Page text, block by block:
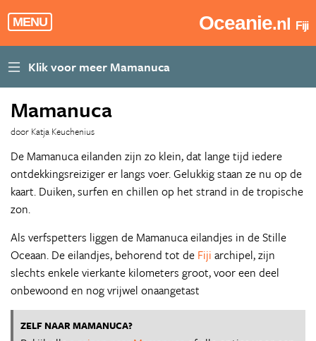
MENU Oceanie.nl Fiji
Mamanuca
door Katja Keuchenius
De Mamanuca eilanden zijn zo klein, dat lange tijd iedere
ontdekkingsreiziger er langs voer. Gelukkig staan ze nu op de
kaart. Duiken, surfen en chillen op het strand in de tropische
zon.
Als verfspetters liggen de Mamanuca eilandjes in de Stille
Oceaan. De eilandjes, behorend tot de Fiji archipel, zijn
slechts enkele vierkante kilometers groot, voor een deel
onbewoond en nog vrijwel onaangetast
ZELF NAAR MAMANUCA?